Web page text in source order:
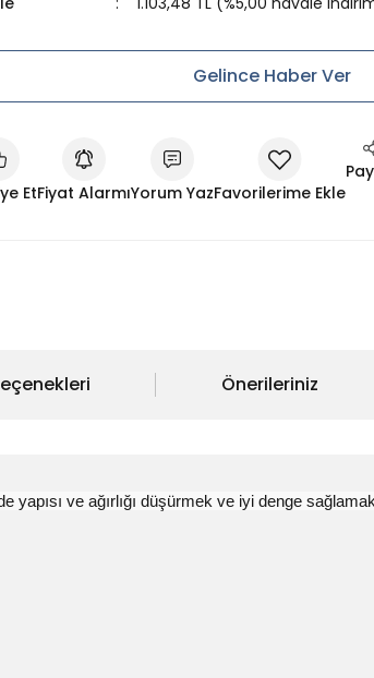
Gelince Haber Ver
EtFiyat AlarmıYorum Yaz
Önerileriniz
ve ağırlığı düşürmek ve iyi denge